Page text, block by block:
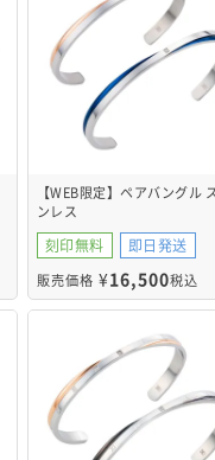
【WEB限定】ペアバングル
ンレス
4SBG023GO&4SBG023BL
刻印無料 即日発送
販売価格 ¥16,500税込